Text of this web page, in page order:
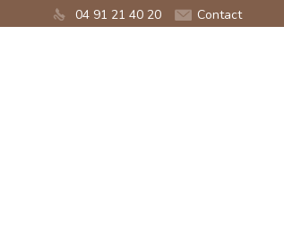
04 91 21 40 20 Contact